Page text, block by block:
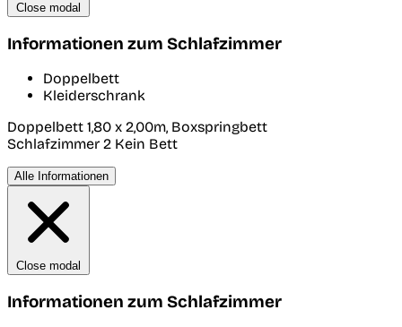
Close modal
Informationen zum Schlafzimmer
Doppelbett
Kleiderschrank
Doppelbett 1,80 x 2,00m, Boxspringbett
Schlafzimmer 2 Kein Bett
Alle Informationen
Close modal
Informationen zum Schlafzimmer